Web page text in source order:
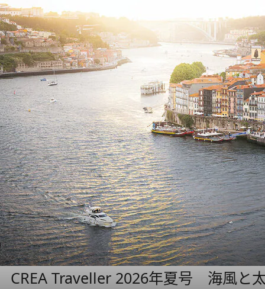
CREA Traveller 2026年夏号 海風と